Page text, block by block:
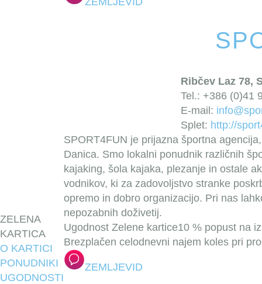
ZELENA
KARTICA
O KARTICI
PONUDNIKI
UGODNOSTI
Ribčev Laz 78,
Tel.: +386 (0)41
E-mail:
Splet: http://
SPORT4FUN je prijazna športna
Danica. Smo lokalni ponudnik različnih
kajaking, šola kajaka, plezanje in ostale
vodnikov, ki za zadovoljstvo stranke
opremo in dobro organizacijo. Pri nas
nepozabnih doživetij.
Ugodnost Zelene kartice10 % popust na
Brezplačen celodnevni najem koles pri
ZEMLJEVID